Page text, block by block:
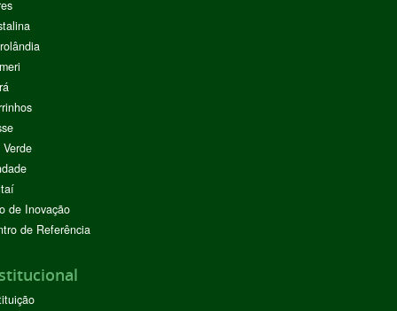
de Inovação
de Referência